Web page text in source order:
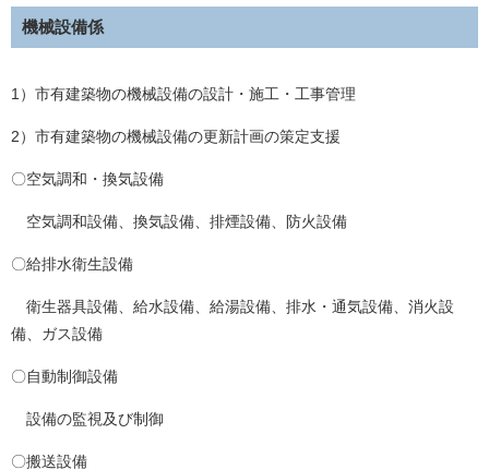
機械設備係
1）市有建築物の機械設備の設計・施工・工事管理
2）市有建築物の機械設備の更新計画の策定支援
〇空気調和・換気設備
空気調和設備、換気設備、排煙設備、防火設備
〇給排水衛生設備
衛生器具設備、給水設備、給湯設備、排水・通気設備、消火設
備、ガス設備
〇自動制御設備
設備の監視及び制御
〇搬送設備